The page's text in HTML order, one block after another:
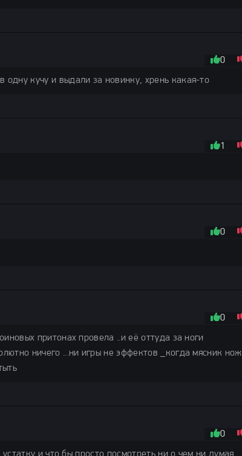
0
кучу и выдали за новинку, хрень какая-то
1
0
0
притонах провела ..и её оттуда за ноги
ничего ...ни игры не эффектов _когда мясник нож
0